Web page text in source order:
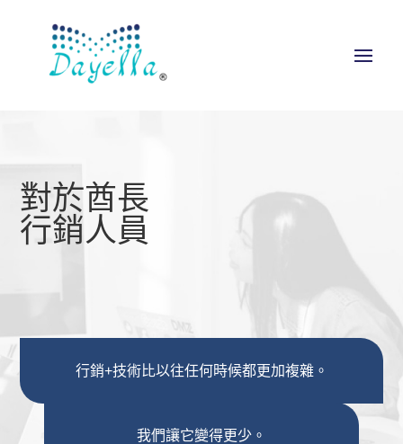
對於酋長
行銷人員
行銷+技術比以往任何時候都更加複雜。
我們讓它變得更少。